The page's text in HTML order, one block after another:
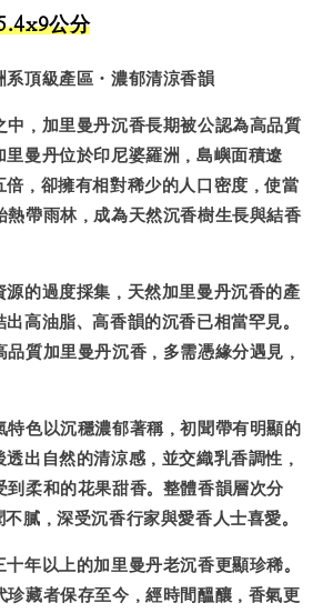
公分
系頂級產區・濃郁清涼香韻
， 加里曼丹沉香長期被公認為高品質
里曼丹位於印尼婆羅洲，島嶼面積遼
倍，卻擁有相對稀少的人口密度，使當
熱帶雨林，成為天然沉香樹生長與結香
的過度採集， 天然加里曼丹沉香的產
出高油脂、高香韻的沉香已相當罕見。
質加里曼丹沉香，多需憑緣分遇見，
特色以沉穩濃郁著稱，初聞帶有明顯的
透出自然的清涼感，並交織乳香調性 ，
到 柔和的花果甜香。整體香韻層次分
膩，深受沉香行家與愛香人士喜愛。
十年以上的加里曼丹老沉香更顯珍稀。
珍藏者保存至今，經時間醞釀，香氣更